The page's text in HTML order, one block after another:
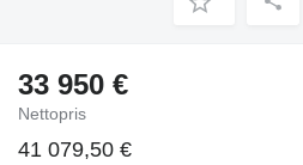
33 950 €
Nettopris
41 079,50 €